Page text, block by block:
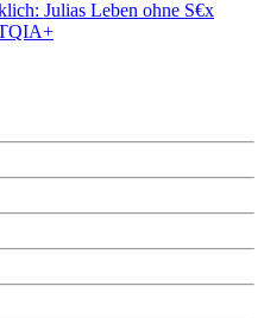
Julias Leben ohne S€x